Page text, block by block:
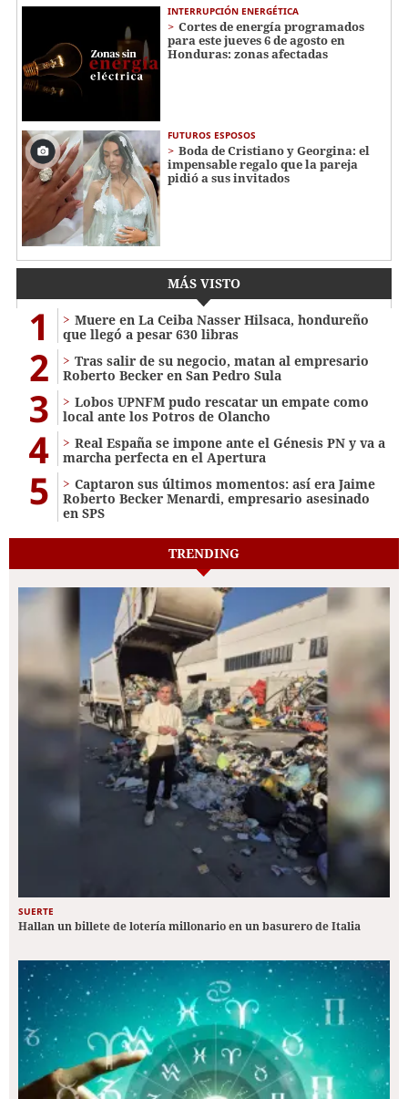
INTERRUPCIÓN ENERGÉTICA
Cortes de energía programados
para este jueves 6 de agosto en
Honduras: zonas afectadas
FUTUROS ESPOSOS
Boda de Cristiano y Georgina: el
impensable regalo que la pareja
pidió a sus invitados
MÁS VISTO
1
Muere en La Ceiba Nasser Hilsaca, hondureño
que llegó a pesar 630 libras
2
Tras salir de su negocio, matan al empresario
Roberto Becker en San Pedro Sula
3
Lobos UPNFM pudo rescatar un empate como
local ante los Potros de Olancho
4
Real España se impone ante el Génesis PN y va a
marcha perfecta en el Apertura
5
Captaron sus últimos momentos: así era Jaime
Roberto Becker Menardi​​​, empresario asesinado
en SPS
TRENDING
SUERTE
Hallan un billete de lotería millonario en un basurero de Italia